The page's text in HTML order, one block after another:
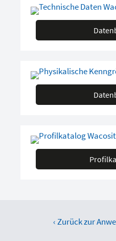
‹ Zurück zur